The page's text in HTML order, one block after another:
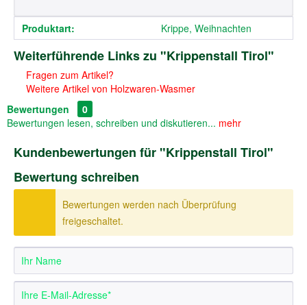
Produktart: Krippe, Weihnachten
Weiterführende Links zu "Krippenstall Tirol"
Fragen zum Artikel?
Weitere Artikel von Holzwaren-Wasmer
Bewertungen
0
Bewertungen lesen, schreiben und diskutieren... mehr
Kundenbewertungen für "Krippenstall Tirol"
Bewertung schreiben
Bewertungen werden nach Überprüfung
freigeschaltet.